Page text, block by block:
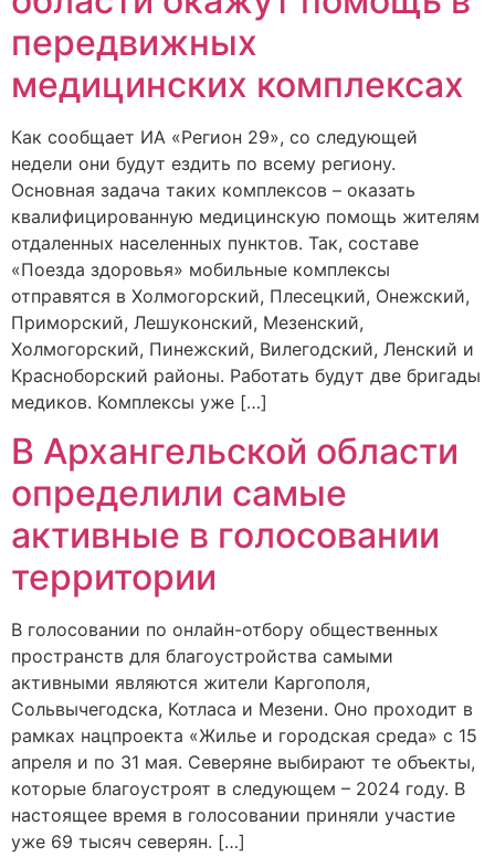
передвижных
медицинских комплексах
Как сообщает ИА «Регион 29», со следующей
недели они будут ездить по всему региону.
Основная задача таких комплексов – оказать
квалифицированную медицинскую помощь жителям
отдаленных населенных пунктов. Так, составе
«Поезда здоровья» мобильные комплексы
отправятся в Холмогорский, Плесецкий, Онежский,
Приморский, Лешуконский, Мезенский,
Холмогорский, Пинежский, Вилегодский, Ленский и
Красноборский районы. Работать будут две бригады
медиков. Комплексы уже […]
В Архангельской области
определили самые
активные в голосовании
территории
В голосовании по онлайн-отбору общественных
пространств для благоустройства самыми
активными являются жители Каргополя,
Сольвычегодска, Котласа и Мезени. Оно проходит в
рамках нацпроекта «Жилье и городская среда» с 15
апреля и по 31 мая. Северяне выбирают те объекты,
которые благоустроят в следующем – 2024 году. В
настоящее время в голосовании приняли участие
уже 69 тысяч северян. […]